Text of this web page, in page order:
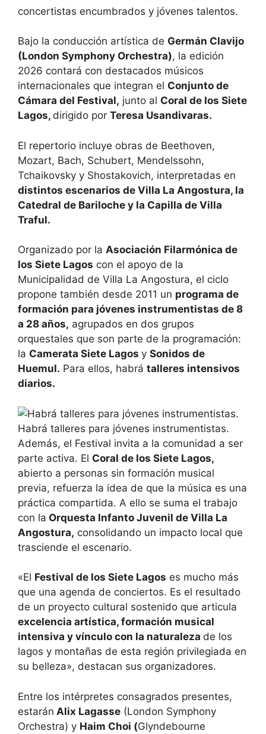
concertistas encumbrados y jóvenes talentos.
Bajo la conducción artística de Germán Clavijo
(London Symphony Orchestra), la edición
2026 contará con destacados músicos
internacionales que integran el Conjunto de
Cámara del Festival, junto al Coral de los Siete
Lagos, dirigido por Teresa Usandivaras.
El repertorio incluye obras de Beethoven,
Mozart, Bach, Schubert, Mendelssohn,
Tchaikovsky y Shostakovich, interpretadas en
distintos escenarios de Villa La Angostura, la
Catedral de Bariloche y la Capilla de Villa
Traful.
Organizado por la Asociación Filarmónica de
los Siete Lagos con el apoyo de la
Municipalidad de Villa La Angostura, el ciclo
propone también desde 2011 un programa de
formación para jóvenes instrumentistas de 8
a 28 años, agrupados en dos grupos
orquestales que son parte de la programación:
la Camerata Siete Lagos y Sonidos de
Huemul. Para ellos, habrá talleres intensivos
diarios.
Habrá talleres para jóvenes instrumentistas.
Además, el Festival invita a la comunidad a ser
parte activa. El Coral de los Siete Lagos,
abierto a personas sin formación musical
previa, refuerza la idea de que la música es una
práctica compartida. A ello se suma el trabajo
con la Orquesta Infanto Juvenil de Villa La
Angostura, consolidando un impacto local que
trasciende el escenario.
«El Festival de los Siete Lagos es mucho más
que una agenda de conciertos. Es el resultado
de un proyecto cultural sostenido que articula
excelencia artística, formación musical
intensiva y vínculo con la naturaleza de los
lagos y montañas de esta región privilegiada en
su belleza», destacan sus organizadores.
Entre los intérpretes consagrados presentes,
estarán Alix Lagasse (London Symphony
Orchestra) y Haim Choi (Glyndebourne